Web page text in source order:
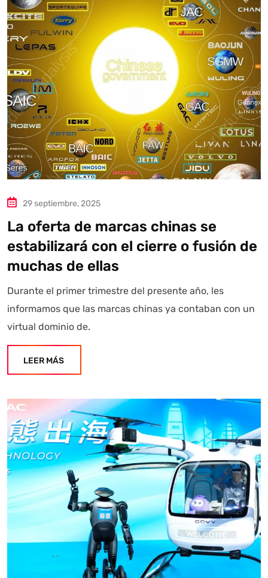
29 septiembre, 2025
La oferta de marcas chinas se
estabilizará con el cierre o fusión de
muchas de ellas
Durante el primer trimestre del presente año, les
informamos que las marcas chinas ya contaban con un
virtual dominio de.
LEER MÁS